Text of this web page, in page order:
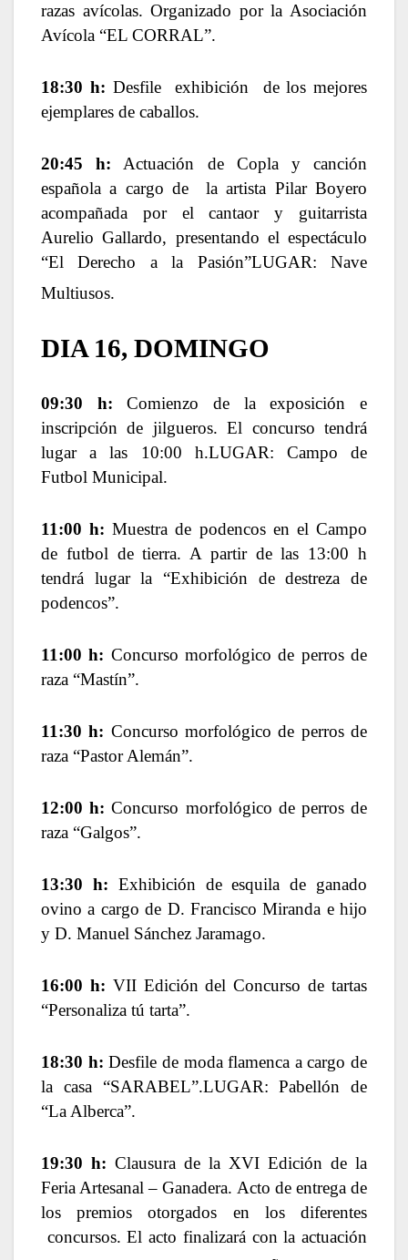
razas avícolas. Organizado por la Asociación
Avícola “EL CORRAL”.
18:30 h: Desfile exhibición
de los mejores
ejemplares de caballos.
20:45 h: Actuación de Copla y canción
española a cargo de
la artista Pilar Boyero
acompañada por el cantaor y guitarrista
Aurelio Gallardo, presentando el espectáculo
“El Derecho a la Pasión”LUGAR: Nave
Multiusos.
DIA 16, DOMINGO
09:30 h:Comienzo de la exposición e
inscripción de jilgueros. El concurso tendrá
lugar a las 10:00 h.LUGAR: Campo de
Futbol Municipal.
11:00 h: Muestra de podencos en el Campo
de futbol de tierra. A partir de las 13:00 h
tendrá lugar la “Exhibición de destreza de
podencos”.
11:00 h: Concurso morfológico de perros de
raza “Mastín”.
11:30 h: Concurso morfológico de perros de
raza “Pastor Alemán”.
12:00 h: Concurso morfológico de perros de
raza “Galgos”.
13:30 h: Exhibición de esquila de ganado
ovino a cargo de D. Francisco Miranda e hijo
y D. Manuel Sánchez Jaramago.
16:00 h: VII Edición del Concurso de tartas
“Personaliza tú tarta”.
18:30 h: Desfile de moda flamenca a cargo de
la casa “SARABEL”.LUGAR: Pabellón de
“La Alberca”.
19:30 h: Clausura de la XVI Edición de la
Feria Artesanal – Ganadera. Acto de entrega de
los premios otorgados en los diferentes
concursos. El acto finalizará con la actuación